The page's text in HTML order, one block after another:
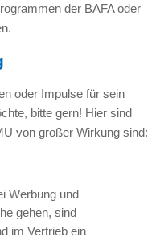
der BAFA oder
oder Impulse für sein
bitte gern! Hier sind
von großer Wirkung sind:
Werbung und
gehen, sind
im Vertrieb ein